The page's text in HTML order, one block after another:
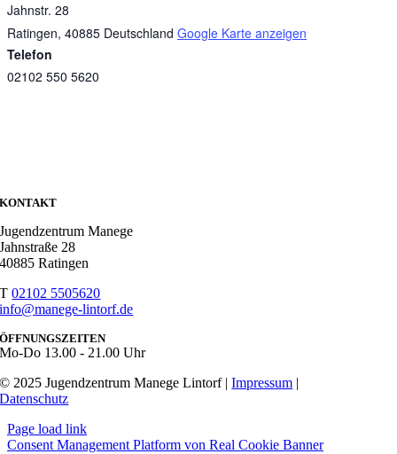
Jahnstr. 28
Ratingen, 40885 Deutschland Google Karte anzeigen
Telefon
02102 550 5620
KONTAKT
Jugendzentrum Manege
Jahnstraße 28
40885 Ratingen
T02102 5505620
info@manege-lintorf.de
ÖFFNUNGSZEITEN
Mo-Do 13.00 - 21.00 Uhr
© 2025 Jugendzentrum Manege Lintorf |Impressum |
Datenschutz
Page load link
Consent Management Platform von Real Cookie Banner